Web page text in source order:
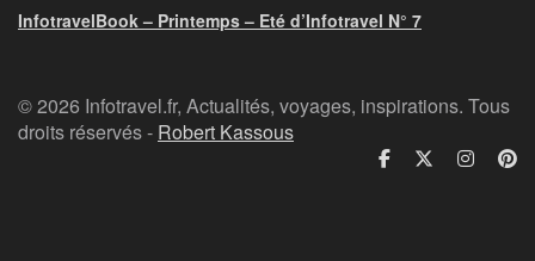
InfotravelBook – Printemps – Eté d’Infotravel N° 7
© 2026 Infotravel.fr, Actualités, voyages, inspirations. Tous
droits réservés - Robert Kassous